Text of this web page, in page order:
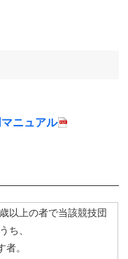
ニュアル
以上の者で当該競技団
ち、
。